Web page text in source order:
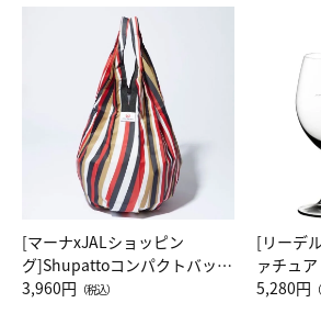
[マーナxJALショッピン
グ]Shupattoコンパクトバッグ
Drop JAL客室乗務員（LC）ス
3,960円 （税込）
[リーデ
ァチュ
ト（レッ
5,280円